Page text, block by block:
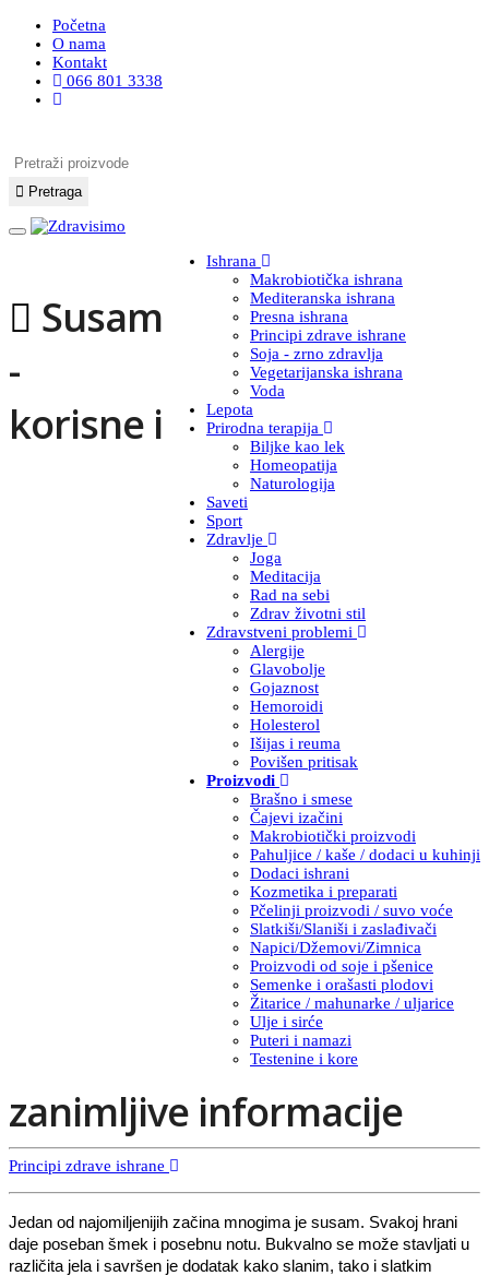
Početna
O nama
Kontakt
066 801 3338
Pretraga
Ishrana
Makrobiotička ishrana
Mediteranska ishrana
Presna ishrana
Principi zdrave ishrane
Soja - zrno zdravlja
Vegetarijanska ishrana
Voda
Lepota
Prirodna terapija
Biljke kao lek
Homeopatija
Naturologija
Saveti
Sport
Zdravlje
Joga
Meditacija
Rad na sebi
Zdrav životni stil
Zdravstveni problemi
Alergije
Glavobolje
Gojaznost
Hemoroidi
Holesterol
Išijas i reuma
Povišen pritisak
Proizvodi
Brašno i smese
Čajevi izačini
Makrobiotički proizvodi
Pahuljice / kaše / dodaci u kuhinji
Dodaci ishrani
Kozmetika i preparati
Pčelinji proizvodi / suvo voće
Slatkiši/Slaniši i zaslađivači
Napici/Džemovi/Zimnica
Proizvodi od soje i pšenice
Semenke i orašasti plodovi
Žitarice / mahunarke / uljarice
Ulje i sirće
Puteri i namazi
Testenine i kore
Susam
-
korisne i
zanimljive informacije
Principi zdrave ishrane
Jedan od najomiljenijih začina mnogima je susam. Svakoj hrani
daje poseban šmek i posebnu notu. Bukvalno se može stavljati u
različita jela i savršen je dodatak kako slanim, tako i slatkim